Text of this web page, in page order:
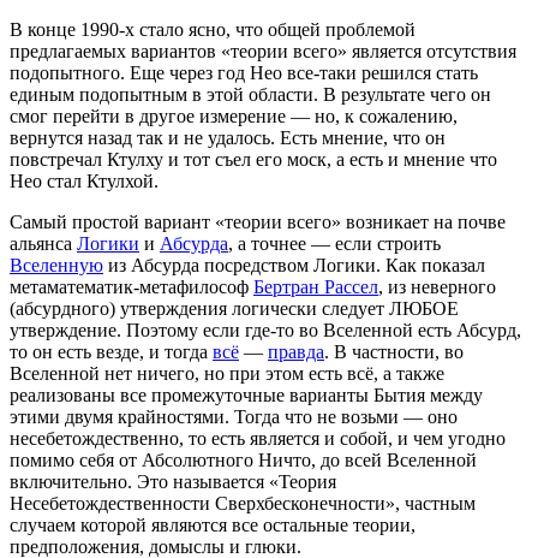
В конце 1990-х стало ясно, что общей проблемой
предлагаемых вариантов «теории всего» является отсутствия
подопытного. Еще через год Нео все-таки решился стать
единым подопытным в этой области. В результате чего он
смог перейти в другое измерение — но, к сожалению,
вернутся назад так и не удалось. Есть мнение, что он
повстречал Ктулху и тот съел его моск, а есть и мнение что
Нео стал Ктулхой.
Самый простой вариант «теории всего» возникает на почве
альянса Логики и Абсурда, а точнее — если строить
Вселенную из Абсурда посредством Логики. Как показал
метаматематик-метафилософ Бертран Рассел, из неверного
(абсурдного) утверждения логически следует ЛЮБОЕ
утверждение. Поэтому если где-то во Вселенной есть Абсурд,
то он есть везде, и тогда всё — правда. В частности, во
Вселенной нет ничего, но при этом есть всё, а также
реализованы все промежуточные варианты Бытия между
этими двумя крайностями. Тогда что не возьми — оно
несебетождественно, то есть является и собой, и чем угодно
помимо себя от Абсолютного Ничто, до всей Вселенной
включительно. Это называется «Теория
Несебетождественности Сверхбесконечности», частным
случаем которой являются все остальные теории,
предположения, домыслы и глюки.